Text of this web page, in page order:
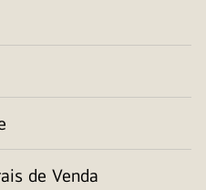
de Venda